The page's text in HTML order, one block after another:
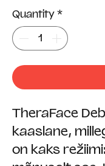
Quantity *
TheraFace
kaaslane,
on kaks